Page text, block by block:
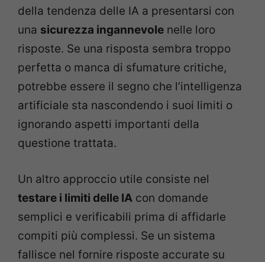
della tendenza delle IA a presentarsi con
una sicurezza ingannevole nelle loro
risposte. Se una risposta sembra troppo
perfetta o manca di sfumature critiche,
potrebbe essere il segno che l’intelligenza
artificiale sta nascondendo i suoi limiti o
ignorando aspetti importanti della
questione trattata.
Un altro approccio utile consiste nel
testare i limiti delle IA con domande
semplici e verificabili prima di affidarle
compiti più complessi. Se un sistema
fallisce nel fornire risposte accurate su